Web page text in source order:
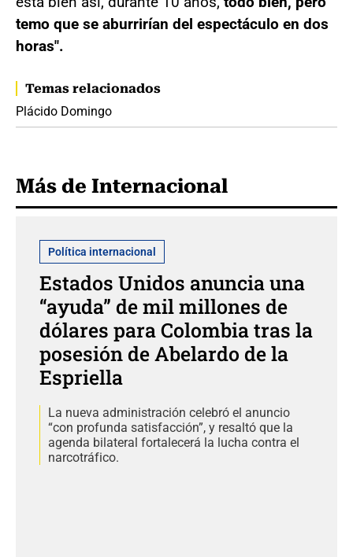
temo que se aburrirían del espectáculo en dos
horas".
Temas relacionados
Plácido Domingo
Más de Internacional
Política internacional
Estados Unidos anuncia una
“ayuda” de mil millones de
dólares para Colombia tras la
posesión de Abelardo de la
Espriella
La nueva administración celebró el anuncio
“con profunda satisfacción”, y resaltó que la
agenda bilateral fortalecerá la lucha contra el
narcotráfico.